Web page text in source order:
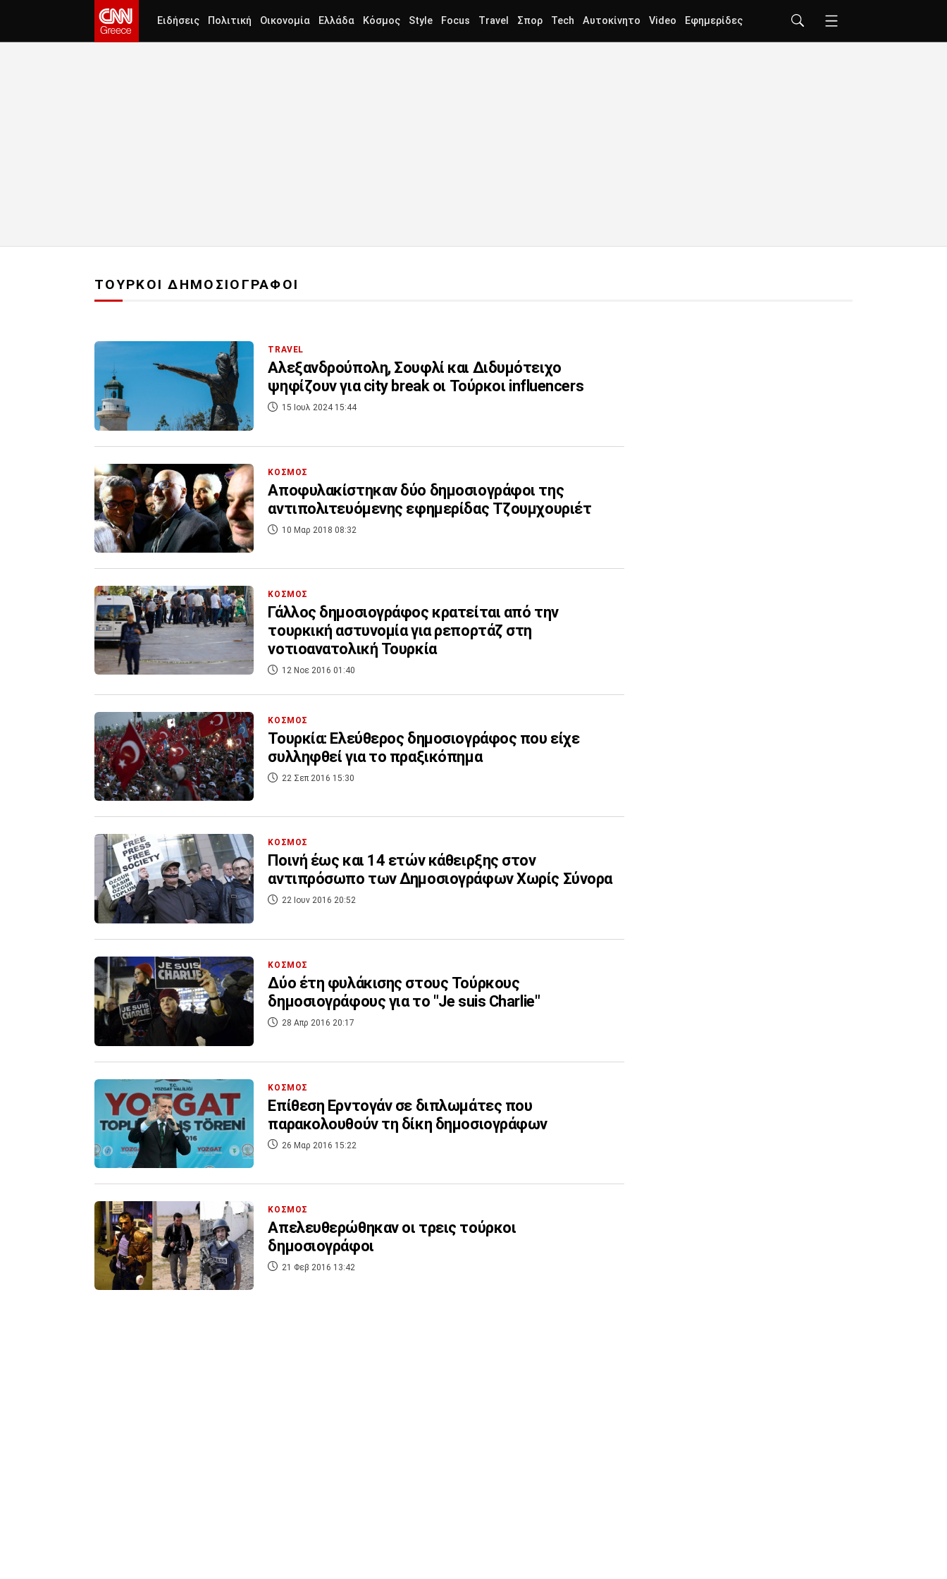
Ειδήσεις Πολιτική Οικονομία Ελλάδα Κόσμος Style Focus Travel Σπορ Tech Αυτοκίνητο Video Εφημερίδες
ΤΟΥΡΚΟΙ ΔΗΜΟΣΙΟΓΡΑΦΟΙ
TRAVEL
Αλεξανδρούπολη, Σουφλί και Διδυμότειχο
ψηφίζουν για city break οι Τούρκοι influencers
15 Ιουλ 2024 15:44
ΚΟΣΜΟΣ
Αποφυλακίστηκαν δύο δημοσιογράφοι της
αντιπολιτευόμενης εφημερίδας Τζουμχουριέτ
10 Μαρ 2018 08:32
ΚΟΣΜΟΣ
Γάλλος δημοσιογράφος κρατείται από την
τουρκική αστυνομία για ρεπορτάζ στη
νοτιοανατολική Τουρκία
12 Νοε 2016 01:40
ΚΟΣΜΟΣ
Τουρκία: Ελεύθερος δημοσιογράφος που είχε
συλληφθεί για το πραξικόπημα
22 Σεπ 2016 15:30
ΚΟΣΜΟΣ
Ποινή έως και 14 ετών κάθειρξης στον
αντιπρόσωπο των Δημοσιογράφων Χωρίς Σύνορα
22 Ιουν 2016 20:52
ΚΟΣΜΟΣ
Δύο έτη φυλάκισης στους Τούρκους
δημοσιογράφους για το "Je suis Charlie"
28 Απρ 2016 20:17
ΚΟΣΜΟΣ
Επίθεση Ερντογάν σε διπλωμάτες που
παρακολουθούν τη δίκη δημοσιογράφων
26 Μαρ 2016 15:22
ΚΟΣΜΟΣ
Απελευθερώθηκαν οι τρεις τούρκοι
δημοσιογράφοι
21 Φεβ 2016 13:42